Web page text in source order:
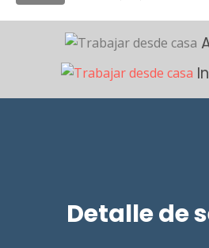
Detalle de